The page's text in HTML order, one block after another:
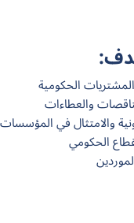
الحكومية
والعطاءات
والامتثال في
الحكومي